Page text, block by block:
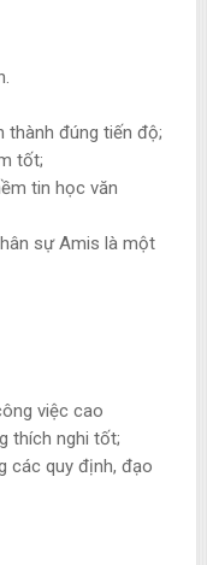
thành đúng tiến độ;
tốt;
tin học văn
sự Amis là một
việc cao
thích nghi tốt;
các quy định, đạo